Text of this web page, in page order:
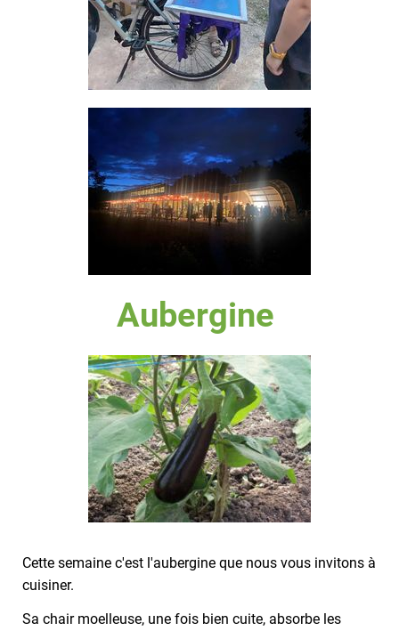
Aubergine
Cette semaine c'est l'aubergine que nous vous invitons à
cuisiner.
Sa chair moelleuse, une fois bien cuite, absorbe les